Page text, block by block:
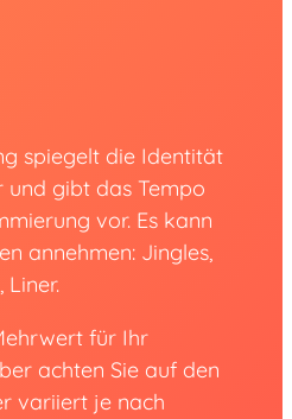
spiegelt die Identität
und gibt das Tempo
vor. Es kann
annehmen: Jingles,
Liner.
für Ihr
achten Sie auf den
variiert je nach